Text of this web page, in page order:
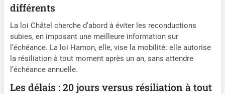
différents
La loi Châtel cherche d’abord à éviter les reconductions
subies, en imposant une meilleure information sur
l’échéance. La loi Hamon, elle, vise la mobilité: elle autorise
la résiliation à tout moment après un an, sans attendre
l’échéance annuelle.
Les délais : 20 jours versus résiliation à tout